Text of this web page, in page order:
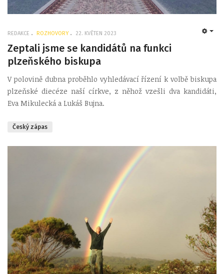
REDAKCE ROZHOVORY 22. KVĚTEN 2023
Zeptali jsme se kandidátů na funkci
plzeňského biskupa
V polovině dubna proběhlo vyhledávací řízení k volbě biskupa
plzeňské diecéze naší církve, z něhož vzešli dva kandidáti,
Eva Mikulecká a Lukáš Bujna.
Český zápas